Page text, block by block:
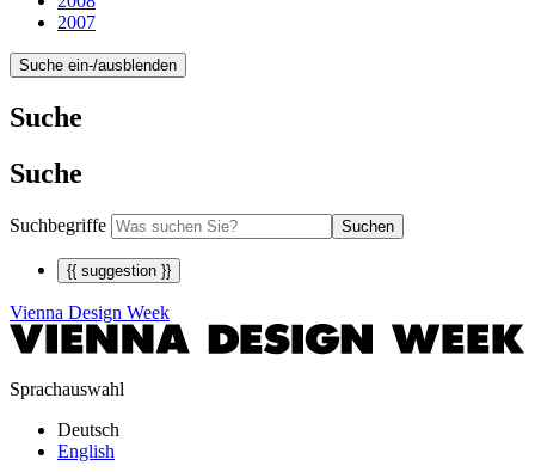
2007
Suche ein-/ausblenden
Suche
Suche
Suchbegriffe Suchen
{{ suggestion }}
Vienna Design Week
Sprachauswahl
Deutsch
English